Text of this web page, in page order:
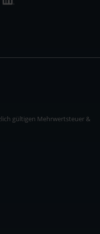
gültigen Mehrwertsteuer &